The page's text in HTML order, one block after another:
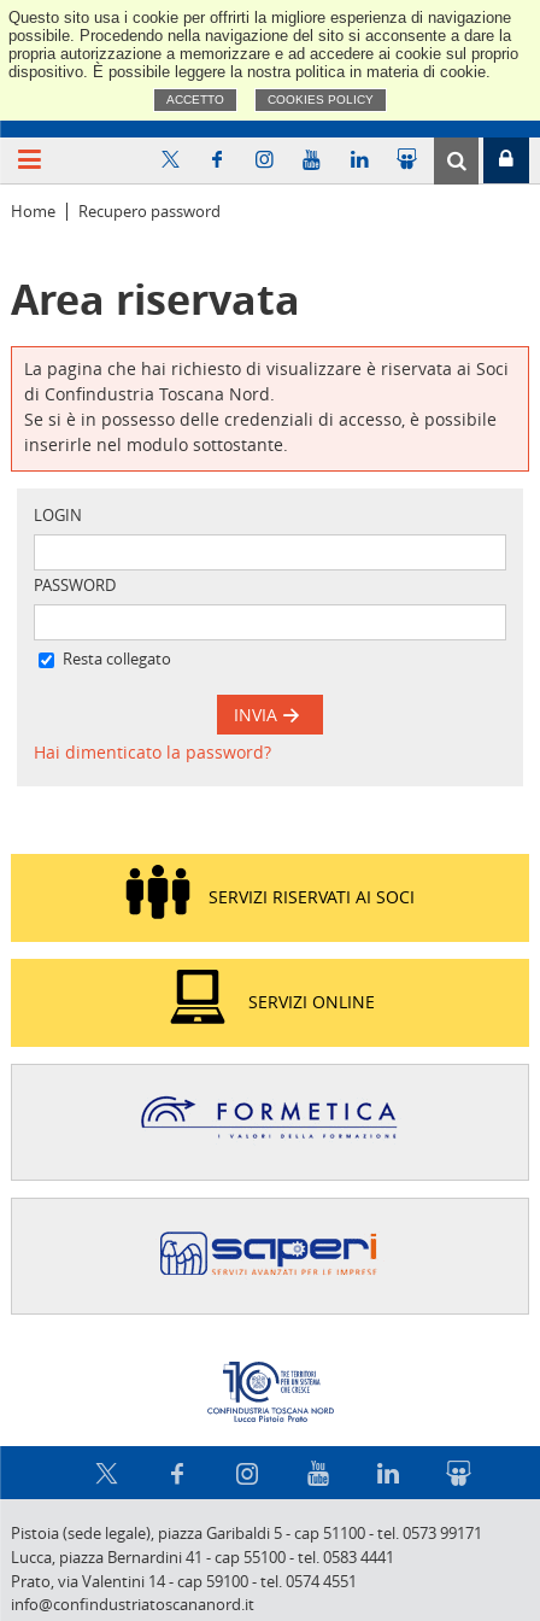
Questo sito usa i cookie per offrirti la migliore esperienza di navigazione
possibile. Procedendo nella navigazione del sito si acconsente a dare la
propria autorizzazione a memorizzare e ad accedere ai cookie sul proprio
dispositivo. È possibile leggere la nostra politica in materia di cookie.
ACCETTO COOKIES POLICY
Home Recupero password
Area riservata
La pagina che hai richiesto di visualizzare è riservata ai Soci
di Confindustria Toscana Nord.
Se si è in possesso delle credenziali di accesso, è possibile
inserirle nel modulo sottostante.
LOGIN
PASSWORD
Resta collegato
INVIA
Hai dimenticato la password?
SERVIZI RISERVATI AI SOCI
SERVIZI ONLINE
Pistoia (sede legale), piazza Garibaldi 5-cap 51100-tel. 0573 99171
Lucca, piazza Bernardini 41 -cap 55100-tel. 0583 4441
Prato,via Valentini 14-cap 59100-tel. 0574 4551
info@confindustriatoscananord.it